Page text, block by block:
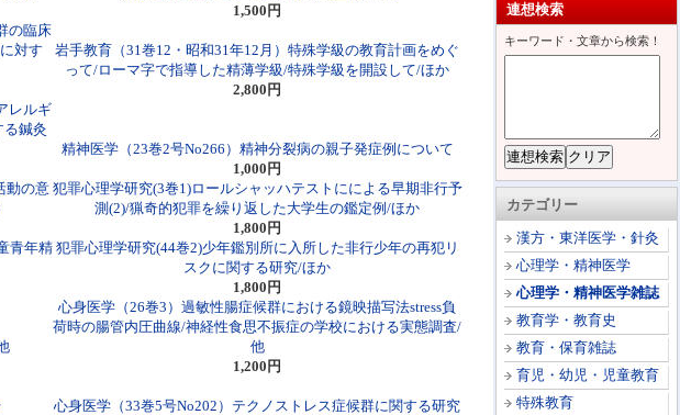
連想検索
キーワード・文章から検索！
カテゴリー
漢方・東洋医学・針灸
心理学・精神医学
心理学・精神医学雑誌
教育学・教育史
教育・保育雑誌
育児・幼児・児童教育
特殊教育
1,500円
の臨床
対す
岩手教育（31巻12・昭和31年12月）特殊学級の教育計画をめぐ
って/ローマ字で指導した精薄学級/特殊学級を開設して/ほか
2,800円
レルギ
る鍼灸
精神医学（23巻2号No266）精神分裂病の親子発症例について
1,000円
動の意 犯罪心理学研究(3巻1)ロールシャッハテストにによる早期非行予
測(2)/猟奇的犯罪を繰り返した大学生の鑑定例/ほか
1,800円
青年精 犯罪心理学研究(44巻2)少年鑑別所に入所した非行少年の再犯リ
スクに関する研究/ほか
1,800円
心身医学（26巻3）過敏性腸症候群における鏡映描写法stress負
荷時の腸管内圧曲線/神経性食思不振症の学校における実態調査/
他
1,200円
心身医学（33巻5号No202）テクノストレス症候群に関する研究